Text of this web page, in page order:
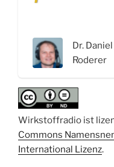
Cryo-
Elektronenmikroskopie
mit
Daniel
Roderer“
Dr. Daniel
Roderer
Wirkstoffradio ist
Commons
International Lizenz.